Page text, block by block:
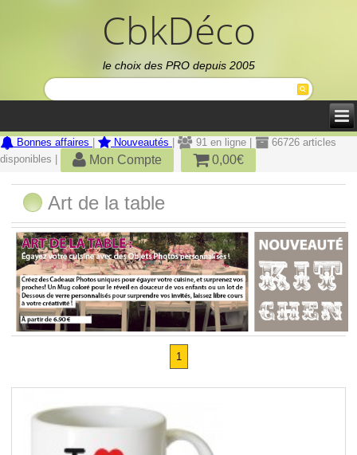
CbkDéco
le choix des PRO depuis 2005
Bonnes affaires Nouveautés 91 en ligne |
66726 articles
disponibles |
Mon Compte 0,00€
Art de la table
1